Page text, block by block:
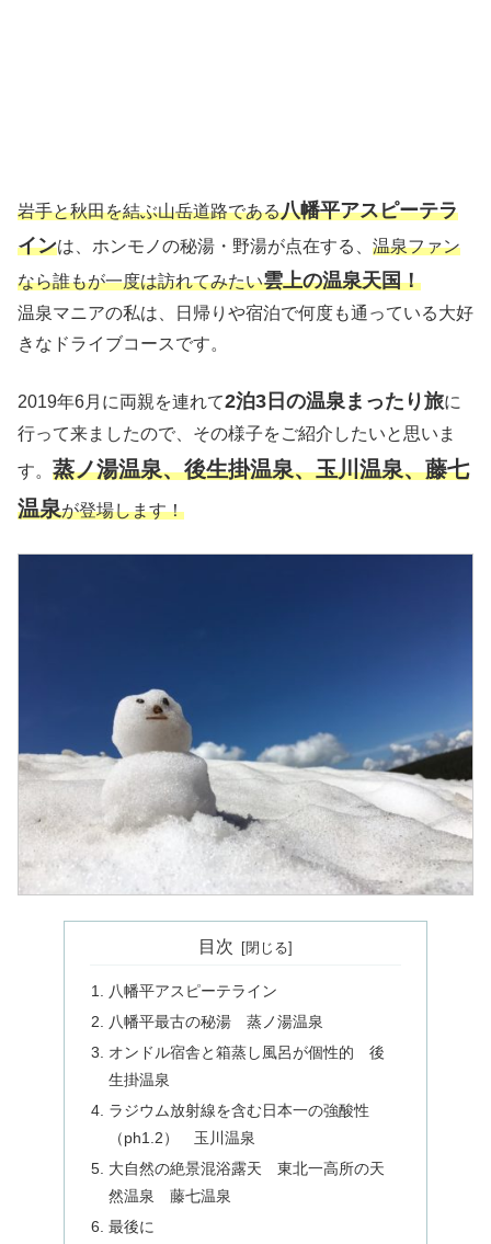
岩手と秋田を結ぶ山岳道路である八幡平アスピーテラ
インは、ホンモノの秘湯・野湯が点在する、 温泉ファン
なら誰もが一度は訪れてみたい雲上の温泉天国！
温泉マニアの私は、日帰りや宿泊で何度も通っている大好
きなドライブコースです。
2019年6月に両親を連れて2泊3日の温泉まったり旅に
行って来ましたので、その様子をご紹介したいと思いま
す。 蒸ノ湯温泉、後生掛温泉、玉川温泉、藤七
温泉が登場します！
目次
八幡平アスピーテライン
八幡平最古の秘湯 蒸ノ湯温泉
オンドル宿舎と箱蒸し風呂が個性的 後
生掛温泉
ラジウム放射線を含む日本一の強酸性
（ph1.2） 玉川温泉
大自然の絶景混浴露天 東北一高所の天
然温泉 藤七温泉
最後に